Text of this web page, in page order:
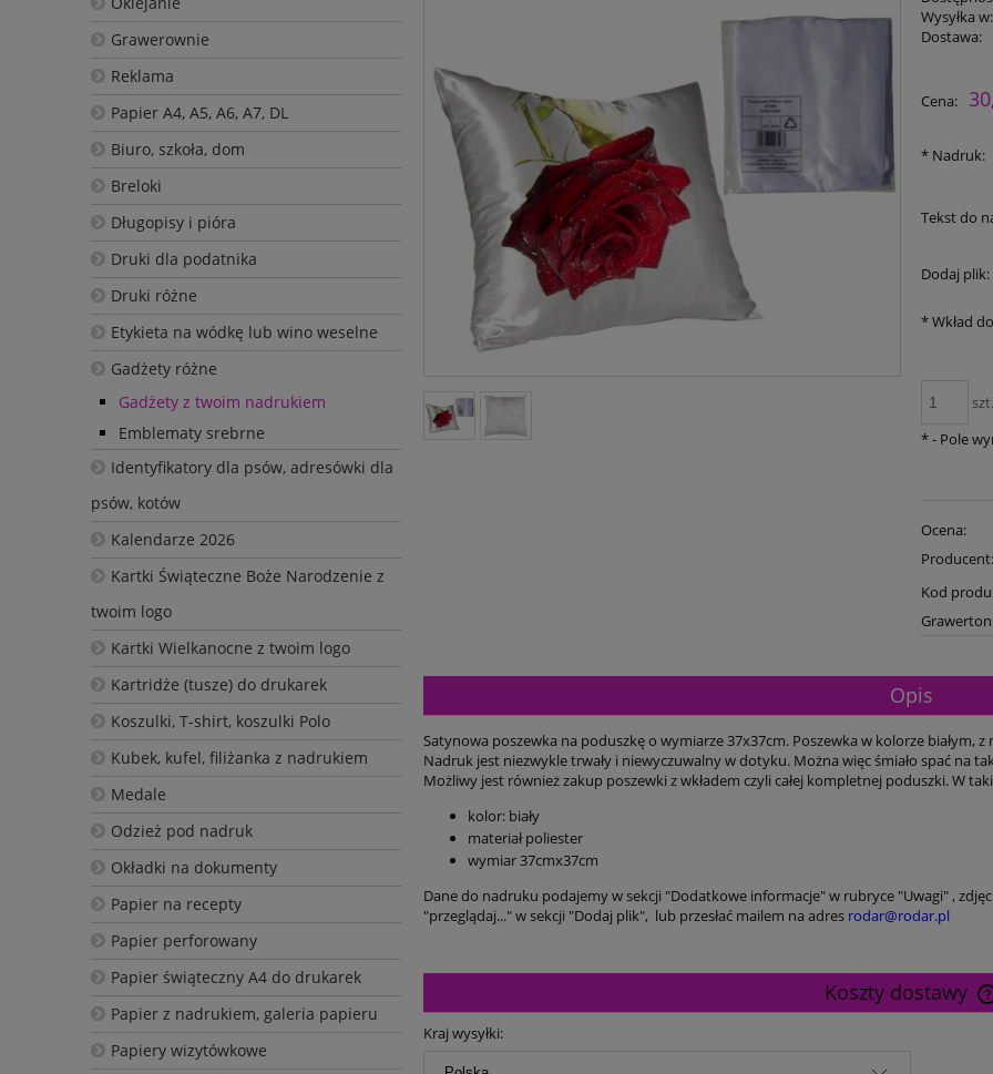
Grawerownie
Reklama
Papier A4, A5, A6, A7, DL
Biuro, szkoła, dom
Breloki
Długopisy i pióra
Druki dla podatnika
Druki różne
Etykieta na wódkę lub wino weselne
Gadżety różne
Gadżety z twoim nadrukiem
Emblematy srebrne
Identyfikatory dla psów, adresówki dla
psów, kotów
Kalendarze 2026
Kartki Świąteczne Boże Narodzenie z
twoim logo
Kartki Wielkanocne z twoim logo
Kartridże (tusze) do drukarek
Koszulki, T-shirt, koszulki Polo
Kubek, kufel, filiżanka z nadrukiem
Medale
Odzież pod nadruk
Okładki na dokumenty
Papier na recepty
Papier perforowany
Papier świąteczny A4 do drukarek
Papier z nadrukiem, galeria papieru
Papiery wizytówkowe
Wysyłka w:
Dostawa:
Cena:
* Nadruk:
Tekst do
Dodaj plik:
*Wkład
szt.
*- Pole
Ocena:
Producent:
Kod
Grawerton
Opis
Satynowa poszewka na poduszkę o wymiarze 37x37cm. Poszewka w kolorze białym,
Nadruk jest niezwykle trwały i niewyczuwalny w dotyku. Można więc śmiało spać na
Możliwy jest również zakup poszewki z wkładem czyli całej kompletnej poduszki. W
kolor: biały
materiał poliester
wymiar 37cmx37cm
Dane do nadruku podajemy w sekcji "Dodatkowe informacje" w rubryce "Uwagi" ,
"przeglądaj..." w sekcji "Dodaj plik", lub przesłać mailem na adres rodar@rodar.pl
Koszty dostawy
Kraj wysyłki: